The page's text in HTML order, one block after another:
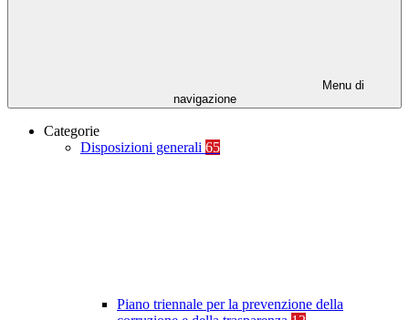
Menu di
navigazione
Categorie
Disposizioni generali 65
Piano triennale per la prevenzione della